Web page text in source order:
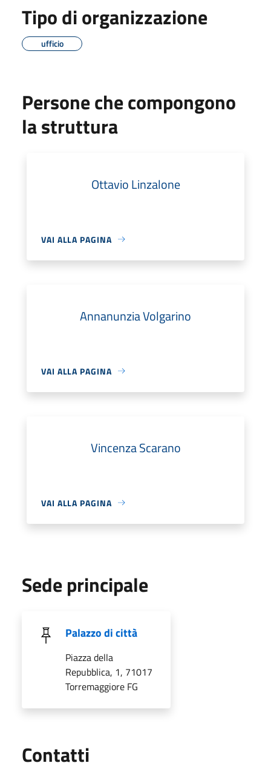
Tipo di organizzazione
ufficio
Persone che compongono
la struttura
Ottavio Linzalone
VAI ALLA PAGINA
Annanunzia Volgarino
VAI ALLA PAGINA
Vincenza Scarano
VAI ALLA PAGINA
Sede principale
Palazzo di città
Piazza della
Repubblica, 1, 71017
Torremaggiore FG
Contatti